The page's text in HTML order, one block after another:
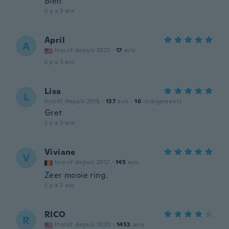
il y a 3 ans
A April
Inscrit depuis 2022 · 17 avis
il y a 3 ans
L Lisa
Inscrit depuis 2018 · 137 avis · 16 chargements
Gret
il y a 3 ans
V Viviane
Inscrit depuis 2017 · 145 avis
Zeer mooie ring.
il y a 3 ans
R RICO
Inscrit depuis 2020 · 1452 avis